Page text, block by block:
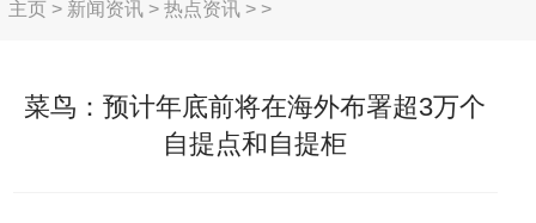
主页> 新闻资讯> 热点资讯> >
菜鸟：预计年底前将在海外布署超3万个
自提点和自提柜